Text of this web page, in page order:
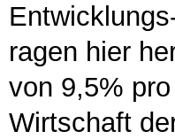
ragen hier
von 9,5%
Wirtschaft